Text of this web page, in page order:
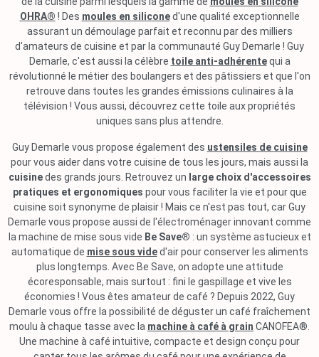
OHRA® ! Des moules en siliconed'une qualité exceptionnelle
assurant un démoulage parfait et reconnu par des milliers
d'amateurs de cuisine et par la communauté Guy Demarle ! Guy
Demarle, c'est aussi la célèbre toile anti-adhérentequi a
révolutionné le métier des boulangers et des pâtissiers et que l'on
retrouve dans toutes les grandes émissions culinaires à la
télévision ! Vous aussi, découvrez cette toile aux propriétés
uniques sans plus attendre.
Guy Demarle vous propose également des ustensiles de cuisine
pour vous aider dans votre cuisine de tous les jours, mais aussi la
cuisinedes grands jours. Retrouvez un large choix d'accessoires
pratiques et ergonomiques pour vous faciliter la vie et pour que
cuisine soit synonyme de plaisir ! Mais ce n'est pas tout, car Guy
Demarle vous propose aussi de l'électroménager innovant comme
la machine de mise sous vide Be Save® : un système astucieux et
automatique de mise sous vided'air pour conserver les aliments
plus longtemps. Avec Be Save, on adopte une attitude
écoresponsable, mais surtout : fini le gaspillage et vive les
économies ! Vous êtes amateur de café ? Depuis 2022, Guy
Demarle vous offre la possibilité de déguster un café fraîchement
moulu à chaque tasse avec la machine à café à grain CANOFEA®.
Une machine à café intuitive, compacte et design conçu pour